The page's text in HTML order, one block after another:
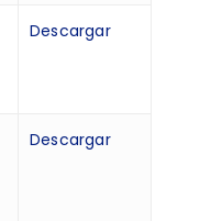
Descargar
Descargar